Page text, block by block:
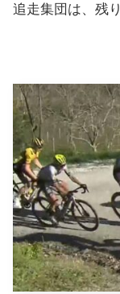
追走集団は、残